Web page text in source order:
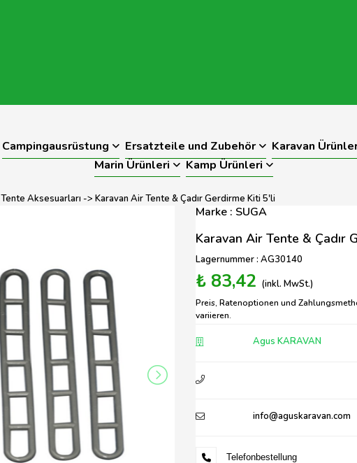
Campingausrüstung Ersatzteile und Zubehör Karavan
Marin Ürünleri
Kamp Ürünleri
Tente Aksesuarları -> Karavan Air Tente & Çadır Gerdirme Kiti 5'li
Marke : SUGA
Karavan Air Tente & Çadır
Lagernummer : AG30140
₺ 83,42 (inkl. MwSt.)
Preis, Ratenoptionen und
variieren.
Agus KARAVAN
info@aguskaravan.com
Telefonbestellung